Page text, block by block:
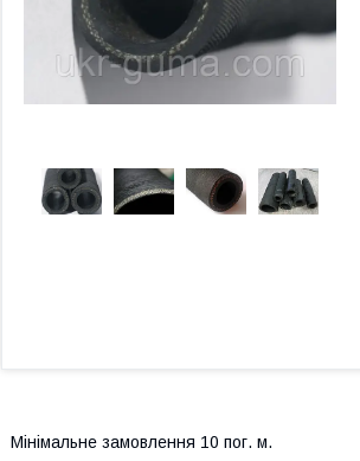
Мінімальне замовлення 10 пог. м.